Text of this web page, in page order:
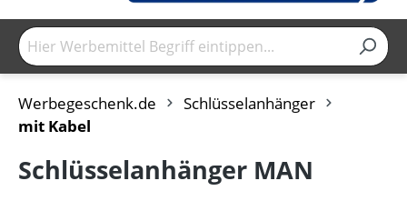
Werbegeschenk.de
Schlüsselanhänger
mit Kabel
Schlüsselanhänger MAN